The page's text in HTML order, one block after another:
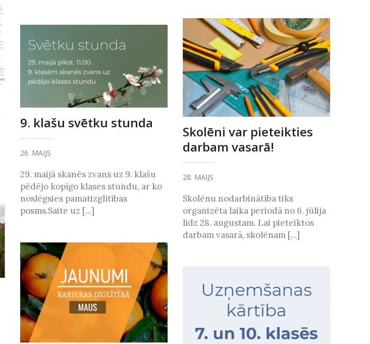
Skolēni var pieteikties
darbam vasarā!
28. MAIJS
Skolēnu nodarbinātība tiks
organizēta laika periodā no 6. jūlija
līdz 28. augustam. Lai pieteiktos
darbam vasarā, skolēnam [...]
9. klašu svētku stunda
26. MAIJS
29. maijā skanēs zvans uz 9. klašu
pēdējo kopīgo klases stundu, ar ko
noslēgsies pamatizglītības
posms.Saite uz [...]